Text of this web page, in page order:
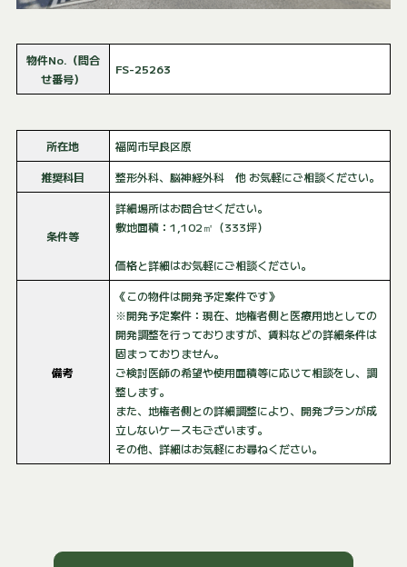
物件No.（問合
せ番号）
FS-25263
所在地
福岡市早良区原
推奨科目
整形外科、脳神経外科 他 お気軽にご相談ください。
条件等
詳細場所はお問合せください。
敷地面積：1,102㎡（333坪）
価格と詳細はお気軽にご相談ください。
備考
《この物件は開発予定案件です》
※開発予定案件：現在、地権者側と医療用地としての
開発調整を行っておりますが、賃料などの詳細条件は
固まっておりません。
ご検討医師の希望や使用面積等に応じて相談をし、調
整します。
また、地権者側との詳細調整により、開発プランが成
立しないケースもございます。
その他、詳細はお気軽にお尋ねください。